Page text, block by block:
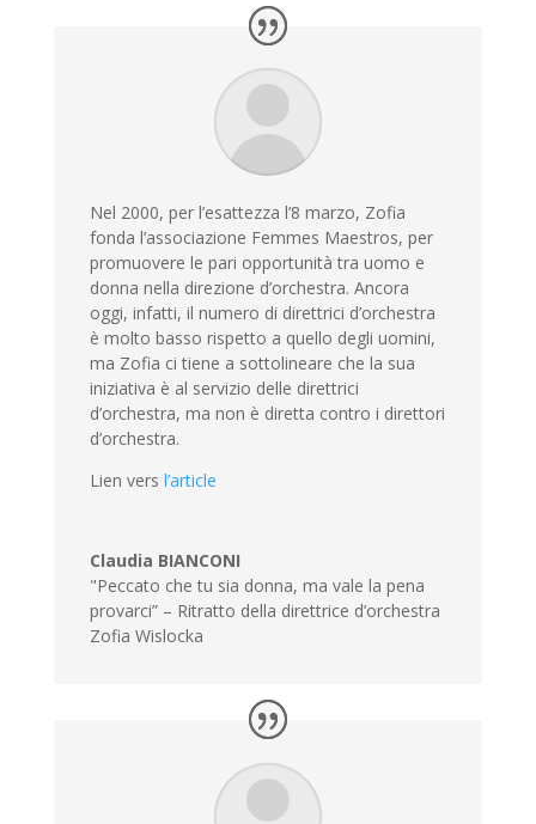
Nel 2000, per l’esattezza l’8 marzo, Zofia
fonda l’associazione Femmes Maestros, per
promuovere le pari opportunità tra uomo e
donna nella direzione d’orchestra. Ancora
oggi, infatti, il numero di direttrici d’orchestra
è molto basso rispetto a quello degli uomini,
ma Zofia ci tiene a sottolineare che la sua
iniziativa è al servizio delle direttrici
d’orchestra, ma non è diretta contro i direttori
d’orchestra.
Lien vers l’article
Claudia BIANCONI
"Peccato che tu sia donna, ma vale la pena
provarci” – Ritratto della direttrice d’orchestra
Zofia Wislocka